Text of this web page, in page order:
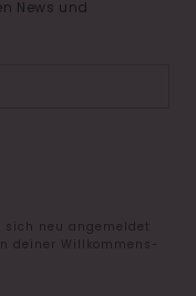
News und
neu angemeldet
deiner Willkommens-